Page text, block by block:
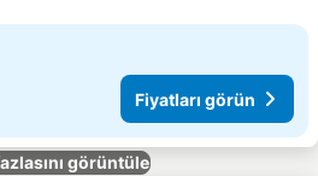
Fiyatları görün
görüntüle